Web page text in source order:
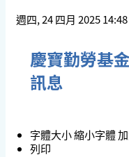
週四, 24 四月 2025 14:48
慶寶勤勞基
訊息
字體大小縮小字體
列印